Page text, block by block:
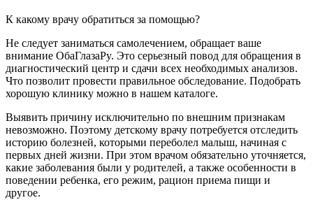
К какому врачу обратиться за помощью?
Не следует заниматься самолечением, обращает ваше
внимание OбаГлазаPy. Это серьезный повод для обращения в
диагностический центр и сдачи всех необходимых анализов.
Что позволит провести правильное обследование. Подобрать
хорошую клинику можно в нашем каталоге.
Выявить причину исключительно по внешним признакам
невозможно. Поэтому детскому врачу потребуется отследить
историю болезней, которыми переболел малыш, начиная с
первых дней жизни. При этом врачом обязательно уточняется,
какие заболевания были у родителей, а также особенности в
поведении ребенка, его режим, рацион приема пищи и
другое.